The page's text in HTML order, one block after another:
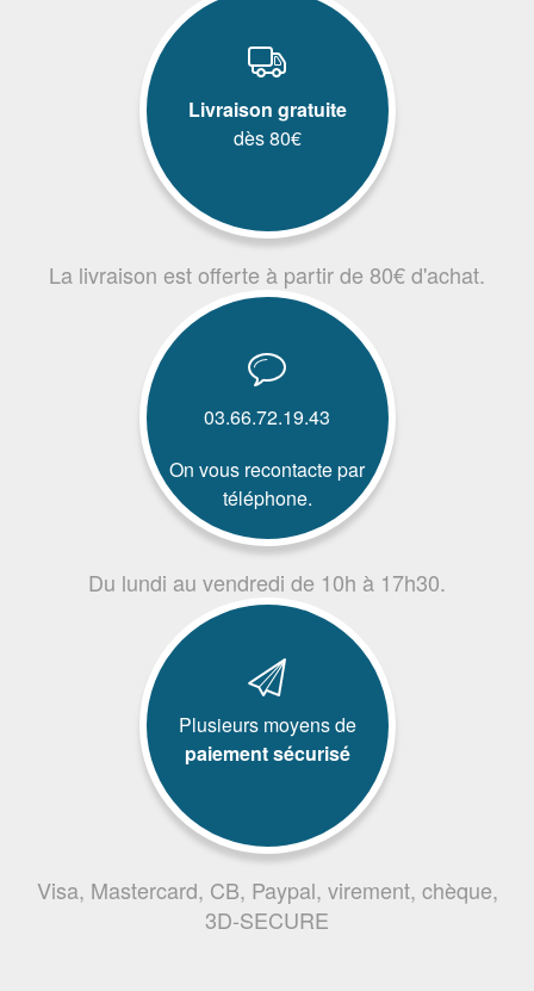
Livraison gratuite
dès 80€
La livraison est offerte à partir de 80€ d'achat.
03.66.72.19.43
On vous recontacte par
téléphone.
Du lundi au vendredi de 10h à 17h30.
Plusieurs moyens de
paiement sécurisé
Visa, Mastercard, CB, Paypal, virement, chèque,
3D-SECURE